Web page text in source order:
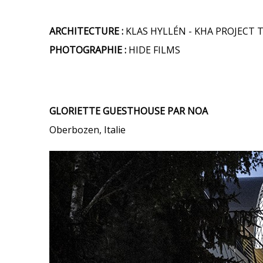
ARCHITECTURE : KLAS HYLLÉN - KHA PROJECT
PHOTOGRAPHIE : HIDE FILMS
GLORIETTE GUESTHOUSE PAR NOA
Oberbozen, Italie